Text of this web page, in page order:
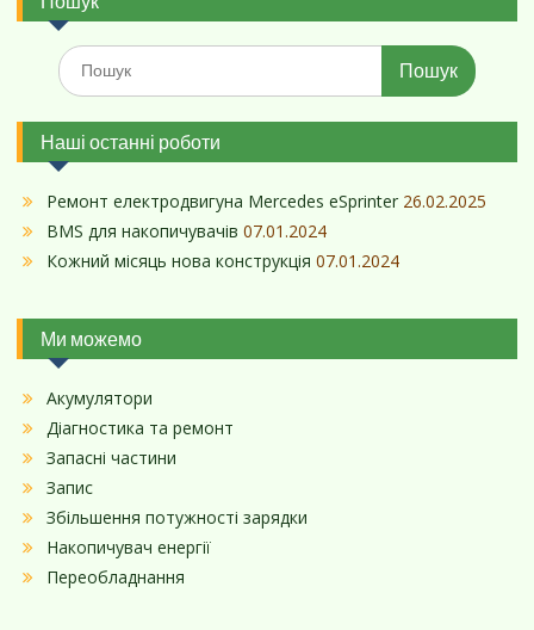
Шукати:
Наші останні роботи
Ремонт електродвигуна Mercedes eSprinter 26.02.2025
BMS для накопичувачів 07.01.2024
Кожний місяць нова конструкція 07.01.2024
Ми можемо
Акумулятори
Діагностика та ремонт
Запасні частини
Запис
Збільшення потужності зарядки
Накопичувач енергії
Переобладнання